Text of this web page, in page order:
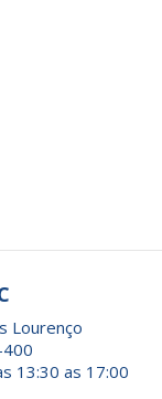
Lourenço
400
13:30 as 17:00